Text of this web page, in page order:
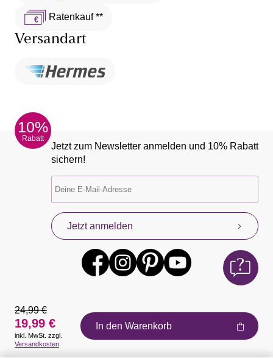
Ratenkauf **
Versandart
10%
Rabatt
Jetzt zum Newsletter anmelden und 10% Rabatt
sichern!
Jetzt anmelden
Auszeichnungen
24,99 €
19,99 €
inkl. MwSt. zzgl.
Versandkosten
In den Warenkorb